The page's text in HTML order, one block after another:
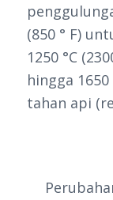
(850 ° F)
1250 °C
hingga
tahan api